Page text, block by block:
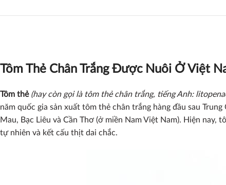
Tôm Thẻ Chân Trắng Được Nuôi Ở Việt
Tôm thẻ(hay còn gọi là tôm thẻ chân trắng, tiếng Anh:
năm quốc gia sản xuất tôm thẻ chân trắng hàng đầu sau
Mau, Bạc Liêu và Cần Thơ (ở miền Nam Việt Nam). Hiện
tự nhiên và kết cấu thịt dai chắc.